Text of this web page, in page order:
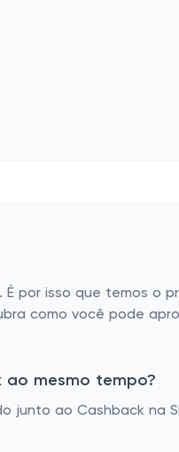
por isso que temos o
como você pode
ao mesmo tempo?
junto ao Cashback na